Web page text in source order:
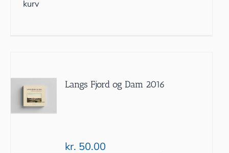
kurv
Langs Fjord og Dam 2016
kr. 50.00